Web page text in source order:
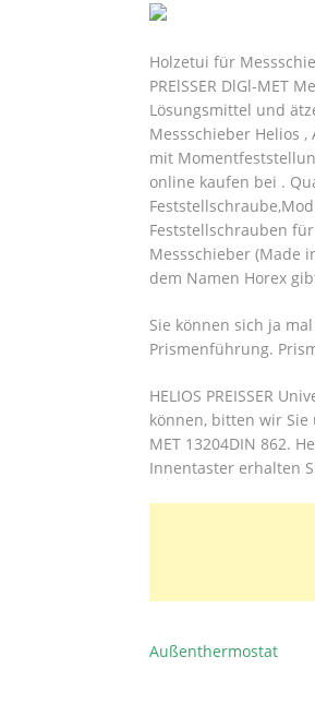
Holzetui für
PRElSSER DlGl-MET
Lösungsmittel und
Messschieber Helios
mit
online kaufen bei .
Feststellschrauben
Messschieber (Made
dem Namen Horex
Sie können sich ja
Prismenführung.
HELIOS PREISSER
können, bitten wir Sie
MET 13204DIN 862.
Innentaster erhalten
Außenthermostat